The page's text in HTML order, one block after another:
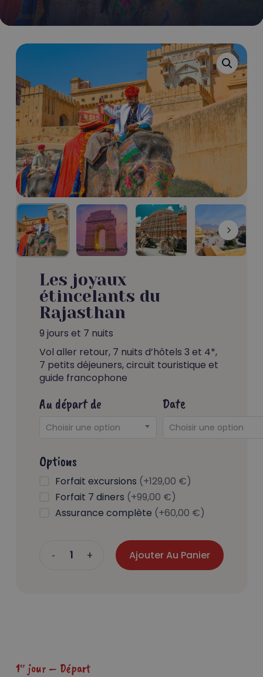
Les joyaux
étincelants du
Rajasthan
9 jours et 7 nuits
Vol aller retour, 7 nuits d’hôtels 3 et 4*,
7 petits déjeuners, circuit touristique et
guide francophone
Au départ de
Choisir une option
Date
Choisir une option
Options
Forfait excursions (+129,00 €)
Forfait 7 diners (+99,00 €)
Assurance complète (+60,00 €)
Ajouter Au Panier
1erjour – Départ